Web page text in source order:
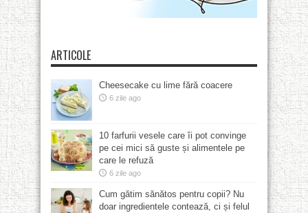
ARTICOLE
Cheesecake cu lime fără coacere
6 zile ago
10 farfurii vesele care îi pot convinge
pe cei mici să guste și alimentele pe
care le refuză
6 zile ago
Cum gătim sănătos pentru copii? Nu
doar ingredientele contează, ci și felul